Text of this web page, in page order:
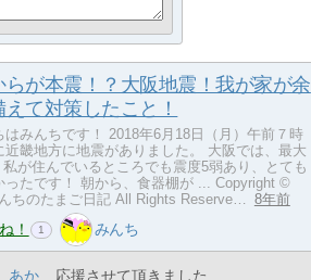
らが本震！？大阪地震！我が家が余
えて対策したこと！
はみんちです！ 2018年6月18日（月）午前７時
近畿地方に地震がありました。 大阪では、最大
私が住んでいるところでも震度5弱あり、とても
ったです！ 朝から、食器棚が ... Copyright ©
ちのたまご日記 All Rights Reserve… 8年前
！ 1 みんち
あか 応援させて頂きました